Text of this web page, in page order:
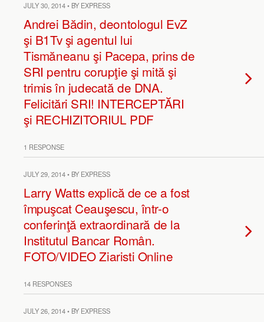
JULY 30, 2014 • BY EXPRESS
Andrei Bădin, deontologul EvZ
şi B1Tv şi agentul lui
Tismăneanu şi Pacepa, prins de
SRI pentru corupţie şi mită şi
trimis în judecată de DNA.
Felicitări SRI! INTERCEPTĂRI
şi RECHIZITORIUL PDF
1 RESPONSE
JULY 29, 2014 • BY EXPRESS
Larry Watts explică de ce a fost
împuşcat Ceauşescu, într-o
conferinţă extraordinară de la
Institutul Bancar Român.
FOTO/VIDEO Ziaristi Online
14 RESPONSES
JULY 26, 2014 • BY EXPRESS